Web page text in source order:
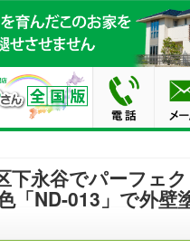
下永谷でパーフェ
「ND-013」で外壁